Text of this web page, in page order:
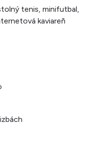
tenis, minifutbal,
kaviareň